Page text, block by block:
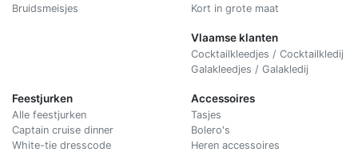
Bruidsmeisjes
Kort in grote maat
Vlaamse klanten
Cocktailkleedjes / Cocktailkledij
Galakleedjes / Galakledij
Feestjurken
Alle feestjurken
Captain cruise dinner
White-tie dresscode
Accessoires
Tasjes
Bolero's
Heren accessoires